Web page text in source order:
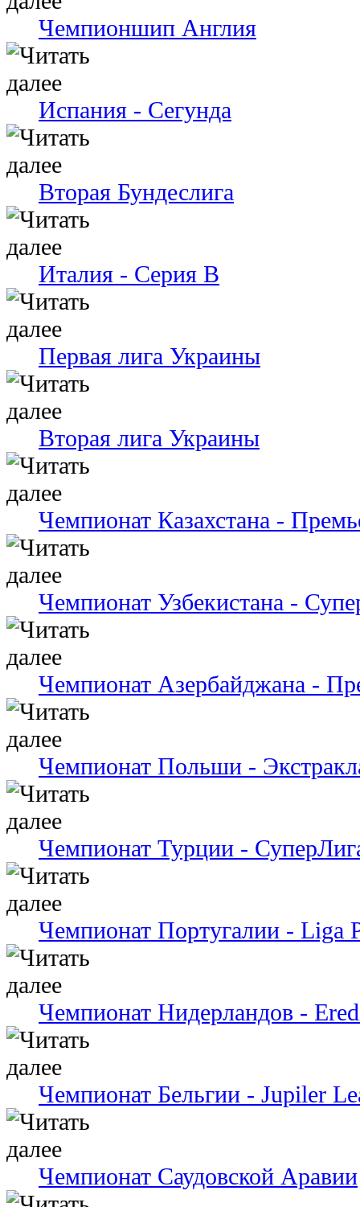
Чемпионшип Англия
Испания - Сегунда
Вторая Бундеслига
Италия - Серия В
Первая лига Украины
Вторая лига Украины
Чемпионат Казахстана -
Чемпионат Узбекистана -
Чемпионат Азербайджана -
Чемпионат Польши -
Чемпионат Турции -
Чемпионат Португалии - Liga
Чемпионат Нидерландов -
Чемпионат Бельгии - Jupiler
Чемпионат Саудовской Аравии